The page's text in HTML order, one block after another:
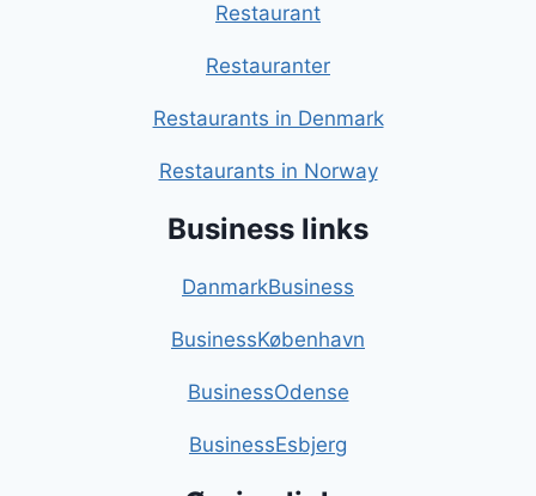
Restaurant
Restauranter
Restaurants in Denmark
Restaurants in Norway
Business links
DanmarkBusiness
BusinessKøbenhavn
BusinessOdense
BusinessEsbjerg